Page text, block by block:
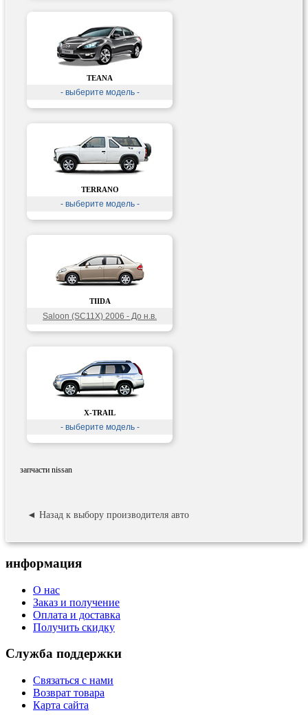
TEANA
- выберите модель -
TERRANO
- выберите модель -
TIIDA
Saloon (SC11X) 2006 - До н.в.
X-TRAIL
- выберите модель -
запчасти nissan
◄ Назад к выбору производителя авто
информация
О нас
Заказ и получение
Оплата и доставка
Получить скидку
Служба поддержки
Связаться с нами
Возврат товара
Карта сайта